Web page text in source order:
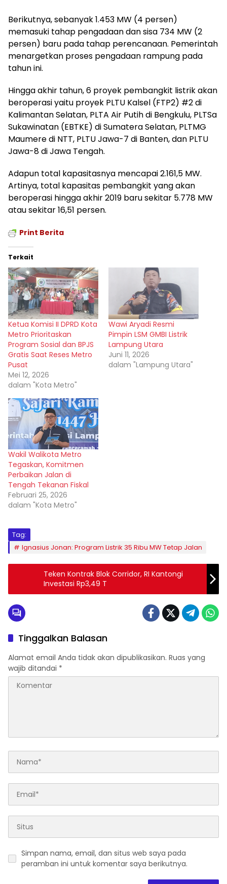
Berikutnya, sebanyak 1.453 MW (4 persen)
memasuki tahap pengadaan dan sisa 734 MW (2
persen) baru pada tahap perencanaan. Pemerintah
menargetkan proses pengadaan rampung pada
tahun ini.
Hingga akhir tahun, 6 proyek pembangkit listrik akan
beroperasi yaitu proyek PLTU Kalsel (FTP2) #2 di
Kalimantan Selatan, PLTA Air Putih di Bengkulu, PLTSa
Sukawinatan (EBTKE) di Sumatera Selatan, PLTMG
Maumere di NTT, PLTU Jawa-7 di Banten, dan PLTU
Jawa-8 di Jawa Tengah.
Adapun total kapasitasnya mencapai 2.161,5 MW.
Artinya, total kapasitas pembangkit yang akan
beroperasi hingga akhir 2019 baru sekitar 5.778 MW
atau sekitar 16,51 persen.
Print Berita
Terkait
Ketua Komisi II DPRD Kota
Metro Prioritaskan
Program Sosial dan BPJS
Gratis Saat Reses Metro
Pusat
Mei 12, 2026
dalam "Kota Metro"
Wawi Aryadi Resmi
Pimpin LSM GMBI Listrik
Lampung Utara
Juni 11, 2026
dalam "Lampung Utara"
Wakil Walikota Metro
Tegaskan, Komitmen
Perbaikan Jalan di
Tengah Tekanan Fiskal
Februari 25, 2026
dalam "Kota Metro"
Tag:
Ignasius Jonan: Program Listrik 35 Ribu MW Tetap Jalan
Teken Kontrak Blok Corridor, RI Kantongi
Investasi Rp3,49 T
Tinggalkan Balasan
Alamat email Anda tidak akan dipublikasikan. Ruas yang
wajib ditandai *
Simpan nama, email, dan situs web saya pada
peramban ini untuk komentar saya berikutnya.